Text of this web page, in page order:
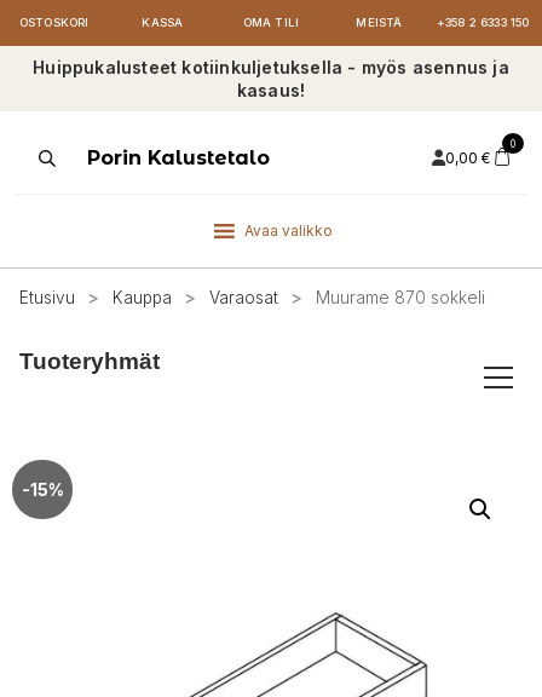
OSTOSKORI KASSA OMA TILI MEISTÄ +358 2 6333 150
Huippukalusteet kotiinkuljetuksella - myös asennus ja
kasaus!
ProductsPorin Kalustetalo 0,00 €
0
Avaa valikko
Etusivu > Kauppa > Varaosat > Muurame 870 sokkeli
Tuoteryhmät
-15%